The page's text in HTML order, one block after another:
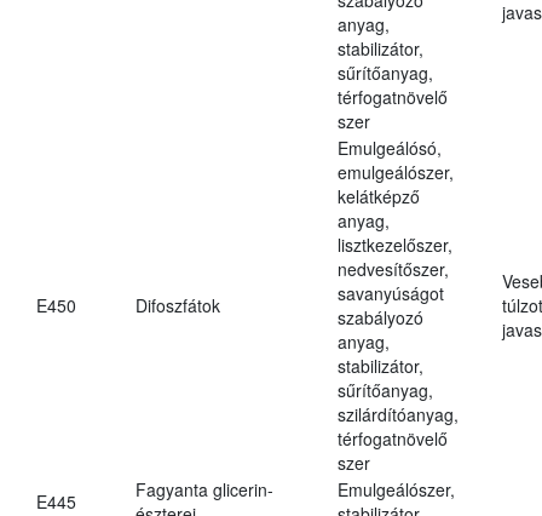
anyag,
stabilizátor,
sűrítőanyag,
térfogatnövelő
szer
E450 Difoszfátok
Emulgeálósó,
emulgeálószer,
kelátképző
anyag,
lisztkezelőszer,
nedvesítőszer,
savanyúságot
szabályozó
anyag,
stabilizátor,
sűrítőanyag,
szilárdítóanyag,
térfogatnövelő
szer
E445
Fagyanta glicerin-
Emulgeálószer,